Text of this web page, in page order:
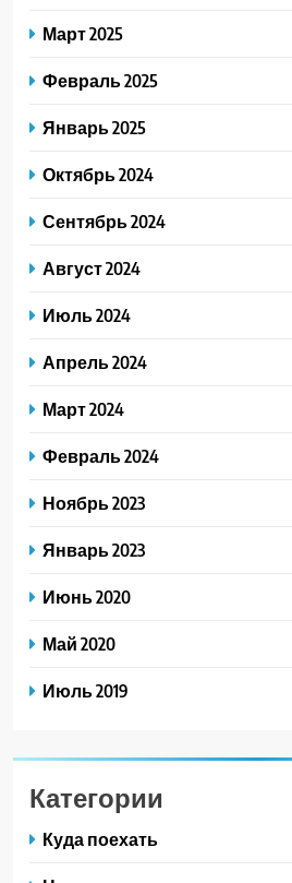
Март 2025
Февраль 2025
Январь 2025
Октябрь 2024
Сентябрь 2024
Август 2024
Июль 2024
Апрель 2024
Март 2024
Февраль 2024
Ноябрь 2023
Январь 2023
Июнь 2020
Май 2020
Июль 2019
Категории
Куда поехать